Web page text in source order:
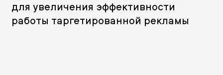
для увеличения эффективности
работы таргетированной рекламы